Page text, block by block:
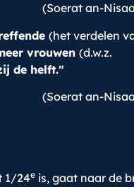
(Soerat an-
(het verdelen
vrouwen (d.w.z.
de helft."
(Soerat an-
1/24e is, gaat naar de